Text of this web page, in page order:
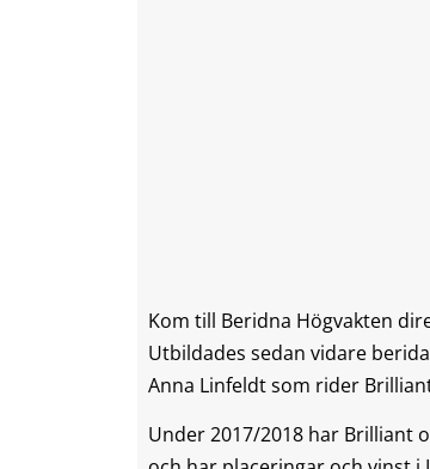
Kom till Beridna Högvakten
Utbildades sedan vidare
Anna Linfeldt som rider
Under 2017/2018 har Brilliant